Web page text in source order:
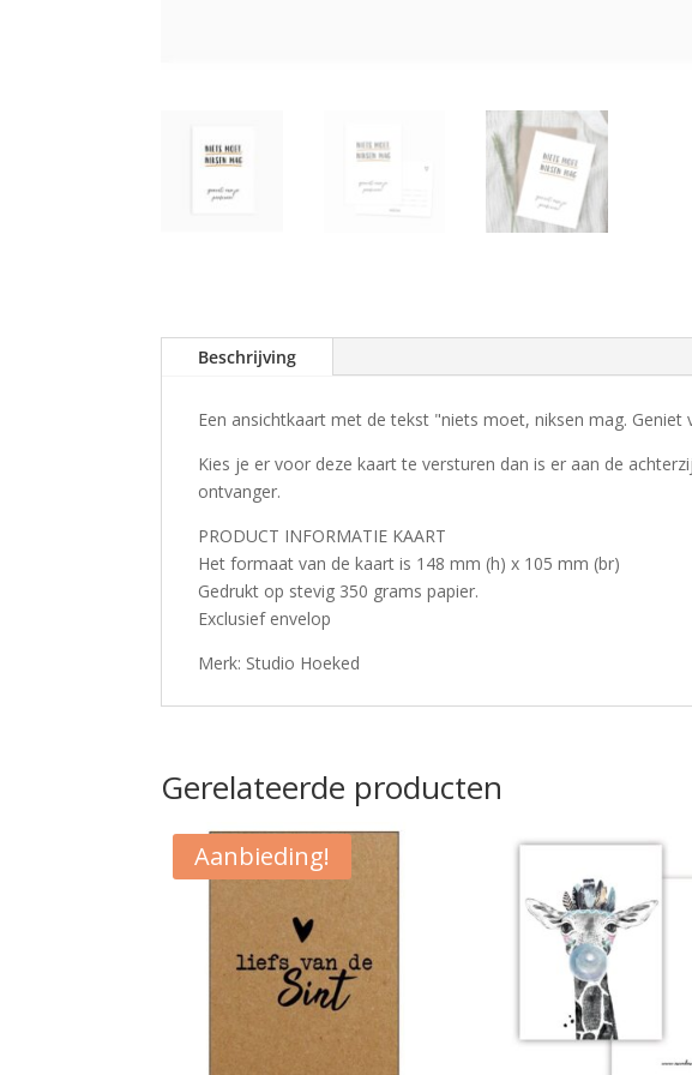
Beschrijving
Een ansichtkaart met de tekst "niets moet, niksen mag. Geniet
Kies je er voor deze kaart te versturen dan is er aan de
ontvanger.
PRODUCT INFORMATIE KAART
Het formaat van de kaart is 148 mm (h) x 105 mm (br)
Gedrukt op stevig 350 grams papier.
Exclusief envelop
Merk: Studio Hoeked
Gerelateerde producten
Aanbieding!